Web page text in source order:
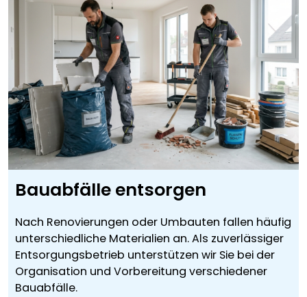
Bauabfälle entsorgen
Nach Renovierungen oder Umbauten fallen häufig
unterschiedliche Materialien an. Als zuverlässiger
Entsorgungsbetrieb unterstützen wir Sie bei der
Organisation und Vorbereitung verschiedener
Bauabfälle.